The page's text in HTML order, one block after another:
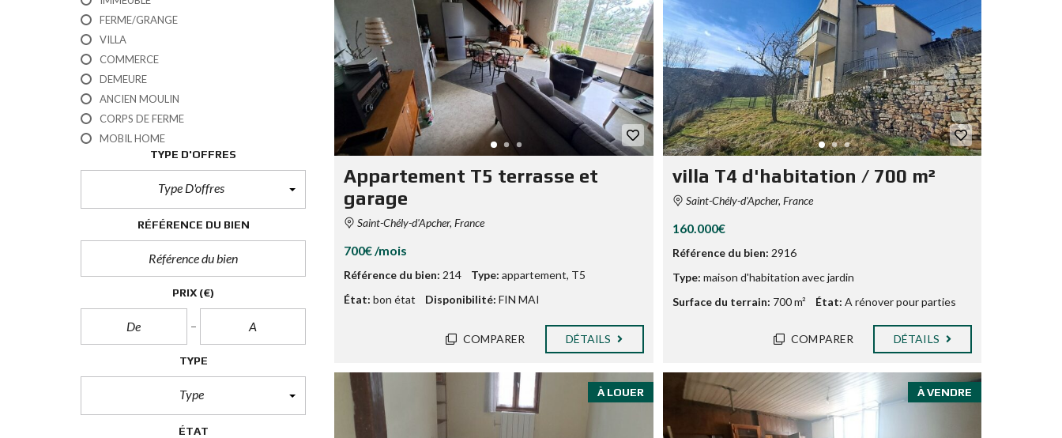
FERME/GRANGE
VILLA
COMMERCE
DEMEURE
ANCIEN MOULIN
CORPS DE FERME
MOBIL HOME
TYPE D'OFFRES
Type D'offres
RÉFÉRENCE DU BIEN
PRIX (€)
TYPE
Type
ÉTAT
Appartement T5 terrasse et
garage
Saint-Chély-d'Apcher, France
700€ /mois
Référence du bien: 214 Type: appartement, T5
État: bon état Disponibilité: FIN MAI
COMPARER DÉTAILS
villa T4 d'habitation / 700 m²
Saint-Chély-d'Apcher, France
160.000€
Référence du bien: 2916
Type: maison d'habitation avec jardin
Surface du terrain: 700 m² État: A rénover pour parties
COMPARER DÉTAILS
À LOUER À VENDRE